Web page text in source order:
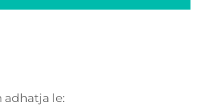
adhatja le: